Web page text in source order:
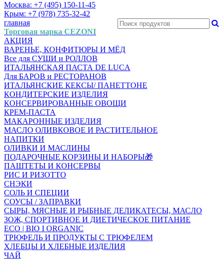
Москва: +7 (495) 150-11-45
Крым: +7 (978) 735-32-42
главная
Торговая марка CEZONI
АКЦИЯ
ВАРЕНЬЕ, КОНФИТЮРЫ И МЁД
Все для СУШИ и РОЛЛОВ
ИТАЛЬЯНСКАЯ ПАСТА DE LUCA
Для БАРОВ и РЕСТОРАНОВ
ИТАЛЬЯНСКИЕ КЕКСЫ/ ПАНЕТТОНЕ
КОНДИТЕРСКИЕ ИЗДЕЛИЯ
КОНСЕРВИРОВАННЫЕ ОВОЩИ
КРЕМ-ПАСТА
МАКАРОННЫЕ ИЗДЕЛИЯ
МАСЛО ОЛИВКОВОЕ И РАСТИТЕЛЬНОЕ
НАПИТКИ
ОЛИВКИ И МАСЛИНЫ
ПОДАРОЧНЫЕ КОРЗИНЫ И НАБОРЫ🎁
ПАШТЕТЫ И КОНСЕРВЫ
РИС И РИЗОТТО
СНЭКИ
СОЛЬ И СПЕЦИИ
СОУСЫ / ЗАПРАВКИ
СЫРЫ, МЯСНЫЕ И РЫБНЫЕ ДЕЛИКАТЕСЫ, МАСЛО
ЗОЖ, СПОРТИВНОЕ И ДИЕТИЧЕСКОЕ ПИТАНИЕ
ECO | BIO I ORGANIC
ТРЮФЕЛЬ И ПРОДУКТЫ С ТРЮФЕЛЕМ
ХЛЕБЦЫ И ХЛЕБНЫЕ ИЗДЕЛИЯ
ЧАЙ